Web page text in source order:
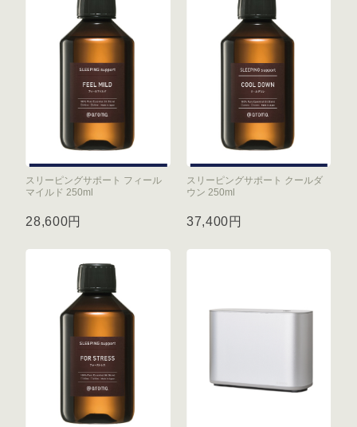
スリーピングサポート フィール
マイルド 250ml
28,600円
スリーピングサポート クールダ
ウン 250ml
37,400円